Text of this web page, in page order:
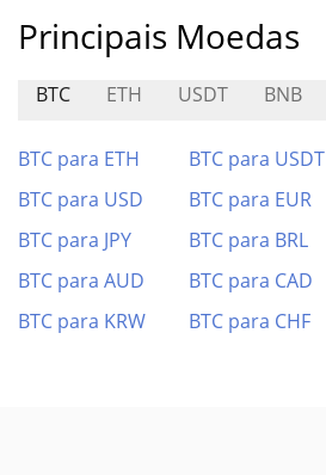
Principais Moedas
BTC ETH USDT BNB
BTC para ETH BTC para USDT
BTC para USD
BTC para EUR
BTC para JPY
BTC para BRL
BTC para AUD
BTC para CAD
BTC para KRW
BTC para CHF